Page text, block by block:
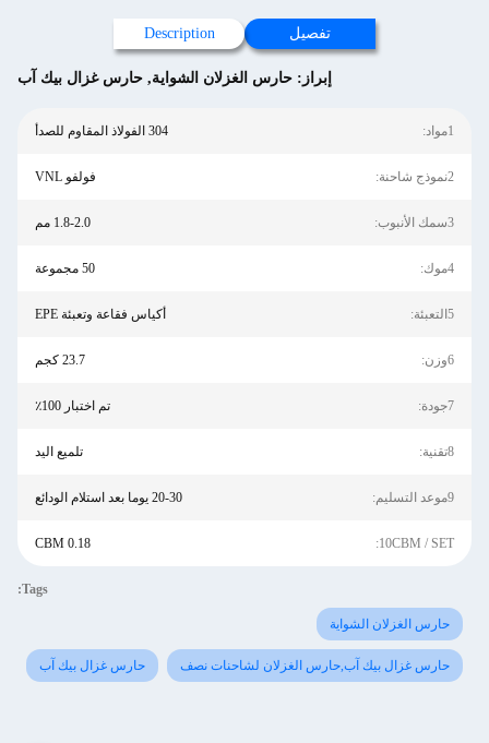
تفصيل Description
إبراز: حارس الغزلان الشواية, حارس غزال بيك آب
1مواد: 304 الفولاذ المقاوم للصدأ
2نموذج شاحنة: فولفو VNL
3سمك الأنبوب: 1.8-2.0 مم
4موك: 50 مجموعة
5التعبئة: أكياس فقاعة وتعبئة EPE
6وزن: 23.7 كجم
7جودة: تم اختبار 100٪
8تقنية: تلميع اليد
9موعد التسليم: 20-30 يوما بعد استلام الودائع
10CBM / SET:
0.18 CBM
Tags:
حارس الغزلان الشواية
حارس غزال بيك آب,حارس الغزلان لشاحنات نصف حارس غزال بيك آب